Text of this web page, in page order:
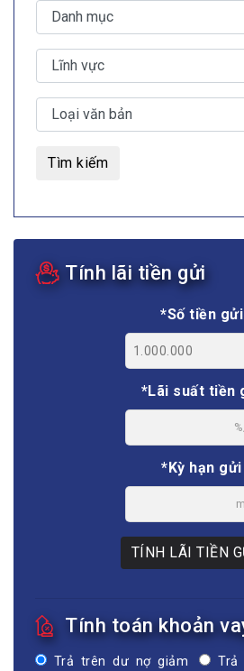
Tìm kiếm
Tính lãi tiền gửi
*Số tiền gửi
*Lãi suất tiền
*Kỳ hạn gửi
TÍNH LÃI TIỀN
Tính toán khoản
Trả trên dư nợ giảm
Trả